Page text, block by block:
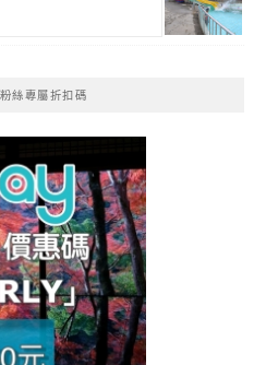
絲專屬折扣碼